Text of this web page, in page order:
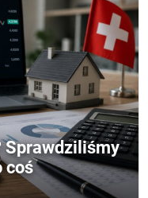
Sprawdziliśmy
coś